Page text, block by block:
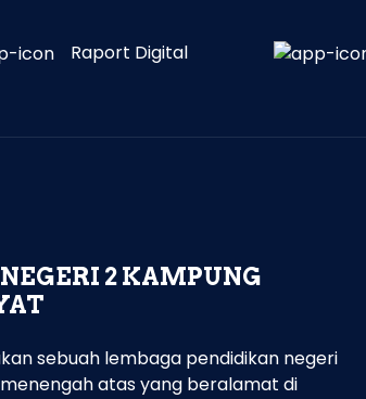
Raport Digital
2 KAMPUNG
sebuah lembaga pendidikan negeri
atas yang beralamat di